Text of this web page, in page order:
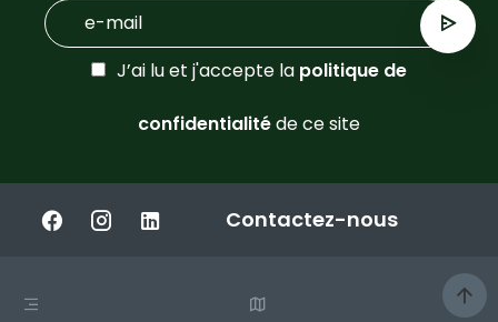
J’ai lu et j'accepte la politique de
confidentialitéde ce site
Contactez-nous